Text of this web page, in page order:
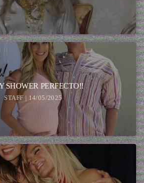
SHOWER PERFECTO!!
STAFF | 14/05/2025